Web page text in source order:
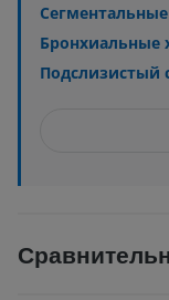
Бронхиальные
Подслизистый